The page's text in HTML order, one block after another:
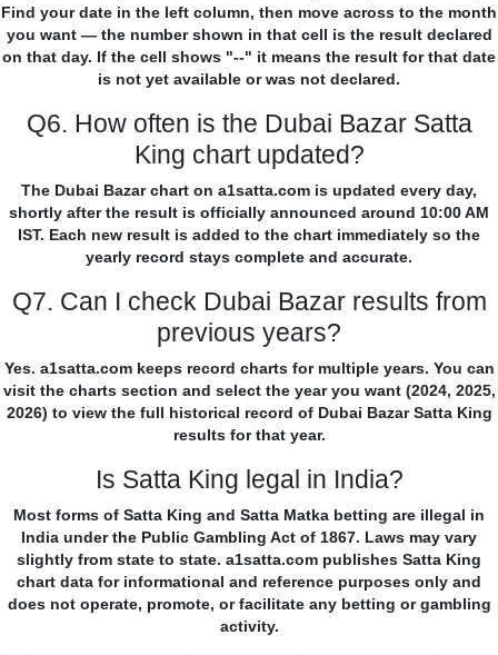
Find your date in the left column, then move across to the month
you want — the number shown in that cell is the result declared
on that day. If the cell shows "--" it means the result for that date
is not yet available or was not declared.
Q6. How often is the Dubai Bazar Satta
King chart updated?
The Dubai Bazar chart on a1satta.com is updated every day,
shortly after the result is officially announced around 10:00 AM
IST. Each new result is added to the chart immediately so the
yearly record stays complete and accurate.
Q7. Can I check Dubai Bazar results from
previous years?
Yes. a1satta.com keeps record charts for multiple years. You can
visit the charts section and select the year you want (2024, 2025,
2026) to view the full historical record of Dubai Bazar Satta King
results for that year.
Is Satta King legal in India?
Most forms of Satta King and Satta Matka betting are illegal in
India under the Public Gambling Act of 1867. Laws may vary
slightly from state to state. a1satta.com publishes Satta King
chart data for informational and reference purposes only and
does not operate, promote, or facilitate any betting or gambling
activity.